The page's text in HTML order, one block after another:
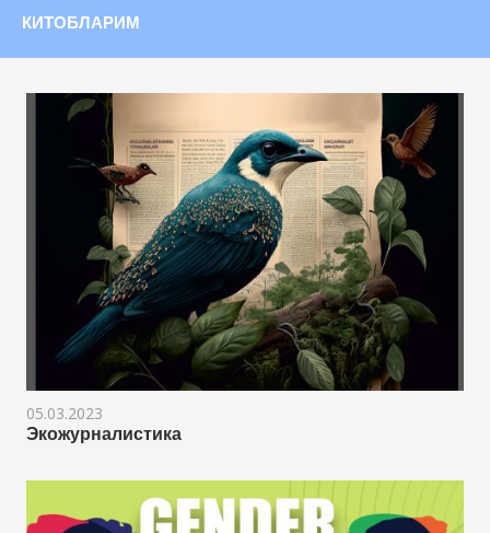
КИТОБЛАРИМ
05.03.2023
Экожурналистика